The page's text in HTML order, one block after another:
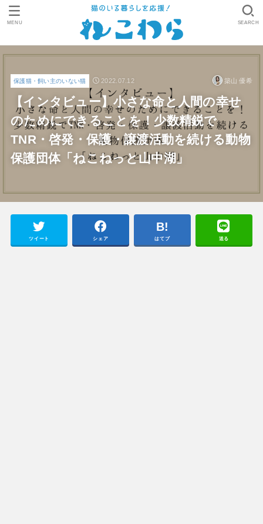
SEARCH
MENU
保護猫・飼い主のいない猫 2022.07.12 築山 優希
【インタビュー】小さな命と人間の幸せ
のためにできることを！少数精鋭で
TNR・啓発・保護・譲渡活動を続ける動物
保護団体「ねこねっと山中湖」
ツイート シェア はてブ 送る